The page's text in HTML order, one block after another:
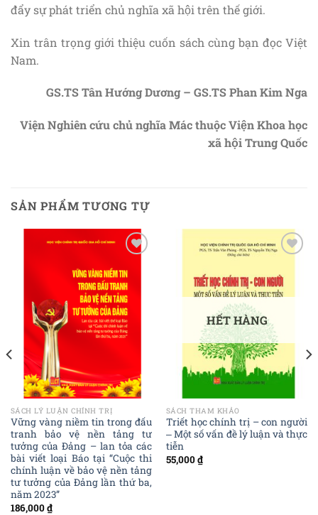
đẩy sự phát triển chủ nghĩa xã hội trên thế giới.
Xin trân trọng giới thiệu cuốn sách cùng bạn đọc Việt
Nam.
GS.TS Tân Hướng Dương – GS.TS Phan Kim Nga
Viện Nghiên cứu chủ nghĩa Mác thuộc Viện Khoa học
xã hội Trung Quốc
SẢN PHẨM TƯƠNG TỰ
wishlist
SÁCH LÝ LUẬN CHÍNH TRỊ
Vững vàng niềm tin trong đấu
tranh bảo vệ nền tảng tư
tưởng của Đảng – lan tỏa các
bài viết loại Báo tại “Cuộc thi
chính luận về bảo vệ nền tảng
tư tưởng của Đảng lần thứ ba,
năm 2023”
186,000₫
wishlist
HẾT HÀNG
SÁCH THAM KHẢO
Triết học chính trị – con người
‒ Một số vấn đề lý luận và thực
tiễn
55,000₫